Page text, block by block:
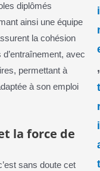
diplômés
ainsi une équipe
la cohésion
avec
permettant à
à son emploi
la force de
sans doute cet
i
,
i